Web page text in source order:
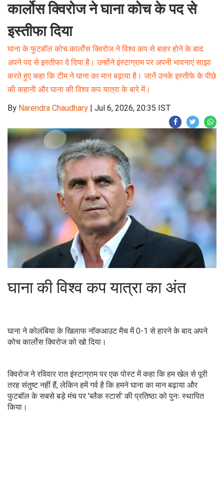
कार्लोस क्विरोज ने घाना कोच के पद से
इस्तीफा दिया
घाना के फुटबॉल कोच कार्लोस क्विरोज ने विश्व कप से बाहर होने के बाद
अपने पद से इस्तीफा दे दिया है। उन्होंने इंस्टाग्राम पर अपनी भावनाएं साझा
करते हुए कहा कि टीम ने घाना का मान बढ़ाया है। जानें उनके इस्तीफे के पीछे
की कहानी और घाना की विश्व कप यात्रा के बारे में।
By Narendra Chaudhary | Jul 6, 2026, 20:35 IST
घाना की विश्व कप यात्रा का अंत
घाना ने कोलंबिया के खिलाफ नॉकआउट मैच में 0-1 से हारने के बाद अपने
कोच कार्लोस क्विरोज को खो दिया।
क्विरोज ने रविवार रात इंस्टाग्राम पर एक पोस्ट में कहा कि हम खेल से पूरी
तरह संतुष्ट नहीं हैं, लेकिन हमें गर्व है कि हमने घाना का मान बढ़ाया और
फुटबॉल के सबसे बड़े मंच पर 'ब्लैक स्टार्स' की प्रतिष्ठा को पुनः स्थापित
किया।